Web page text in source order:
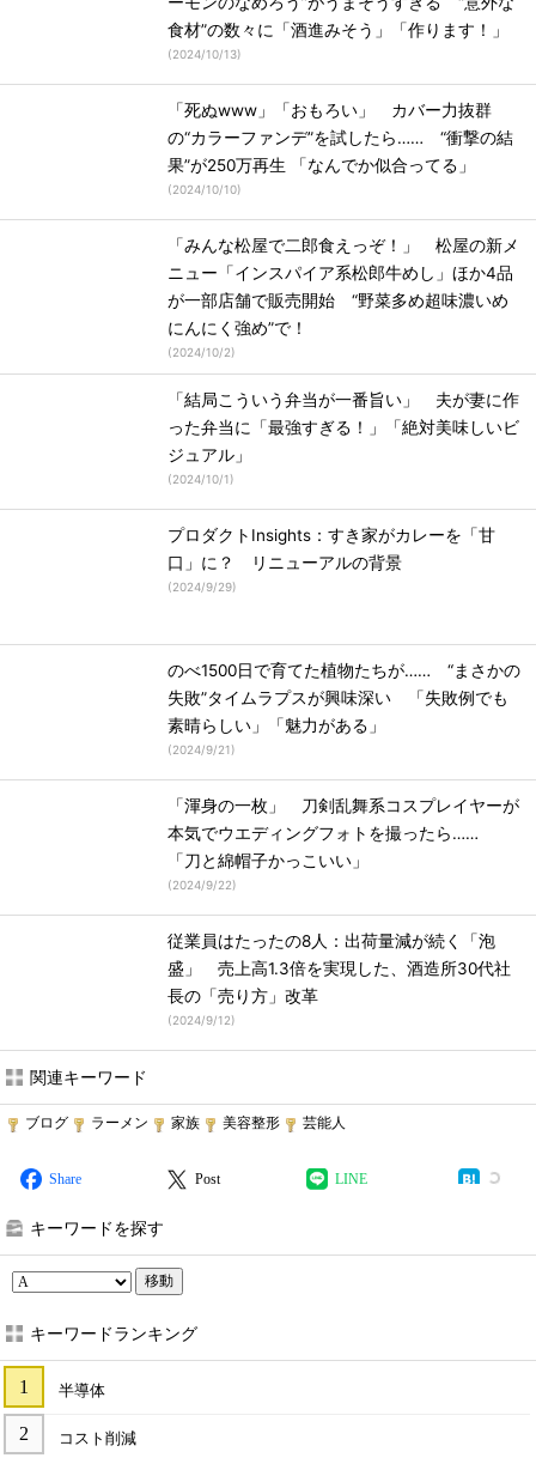
食材”の数々に「酒進みそう」「作ります！」
(2024/10/13)
「死ぬwww」「おもろい」 カバー力抜群
の“カラーファンデ”を試したら…… “衝撃の結
果”が250万再生 「なんでか似合ってる」
(2024/10/10)
「みんな松屋で二郎食えっぞ！」 松屋の新メ
ニュー「インスパイア系松郎牛めし」ほか4品
が一部店舗で販売開始 “野菜多め超味濃いめ
にんにく強め”で！
(2024/10/2)
「結局こういう弁当が一番旨い」 夫が妻に作
った弁当に「最強すぎる！」「絶対美味しいビ
ジュアル」
(2024/10/1)
プロダクトInsights：すき家がカレーを「甘
口」に？ リニューアルの背景
(2024/9/29)
のべ1500日で育てた植物たちが…… “まさかの
失敗”タイムラプスが興味深い 「失敗例でも
素晴らしい」「魅力がある」
(2024/9/21)
「渾身の一枚」 刀剣乱舞系コスプレイヤーが
本気でウエディングフォトを撮ったら……
「刀と綿帽子かっこいい」
(2024/9/22)
従業員はたったの8人：出荷量減が続く「泡
盛」 売上高1.3倍を実現した、酒造所30代社
長の「売り方」改革
(2024/9/12)
関連キーワード
ブログ ラーメン 家族 美容整形 芸能人
Share Post LINE
キーワードを探す
移動
キーワードランキング
半導体
コスト削減